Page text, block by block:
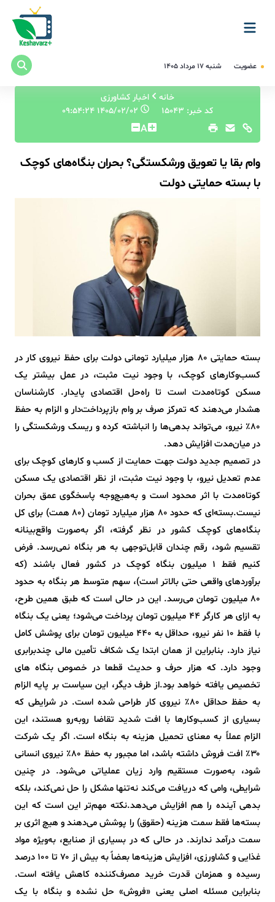
عضویت شنبه ۱۷ مرداد ۱۴۰۵
خانه
اخبار کشاورزی
کد خبر: 15043
۱۴۰۵/۰۲/۰۲ ۰۹:۵۴:۲۴
A
وام بقا یا تعویق ورشکستگی؟ بحران بنگاه‌های کوچک
با بسته حمایتی دولت
بسته حمایتی ۸۰ هزار میلیارد تومانی دولت برای حفظ نیروی کار در
کسب‌وکارهای کوچک، با وجود نیت مثبت، در عمل بیشتر یک
مسکن کوتاه‌مدت است تا راه‌حل اقتصادی پایدار. کارشناسان
هشدار می‌دهند که تمرکز صرف بر وام بازپرداخت‌دار و الزام به حفظ
۸۰٪ نیرو، می‌تواند بدهی‌ها را انباشته کرده و ریسک ورشکستگی را
در میان‌مدت افزایش دهد.
در تصمیم جدید دولت جهت حمایت از کسب و کارهای کوچک برای
عدم تعدیل نیرو، با وجود نیت مثبت، از نظر اقتصادی یک مسکن
کوتاه‌مدت با اثر محدود است و به‌هیچ‌وجه پاسخگوی عمق بحران
نیست.بسته‌ای که حدود ۸۰ هزار میلیارد تومان (۸۰ همت) برای کل
بنگاه‌های کوچک کشور در نظر گرفته، اگر به‌صورت واقع‌بینانه
تقسیم شود، رقم چندان قابل‌توجهی به هر بنگاه نمی‌رسد. فرض
کنیم فقط ۱ میلیون بنگاه کوچک در کشور فعال باشند (که
برآوردهای واقعی حتی بالاتر است)، سهم متوسط هر بنگاه به حدود
۸۰ میلیون تومان می‌رسد. این در حالی است که طبق همین طرح،
به ازای هر کارگر ۴۴ میلیون تومان پرداخت می‌شود؛ یعنی یک بنگاه
با فقط ۱۰ نفر نیرو، حداقل به ۴۴۰ میلیون تومان برای پوشش کامل
نیاز دارد. بنابراین از همان ابتدا یک شکاف تأمین مالی چندبرابری
وجود دارد. که هزار حرف و حدیث قطعا در خصوص بنگاه های
تخصیص یافته خواهد بود.از طرف دیگر، این سیاست بر پایه الزام
به حفظ حداقل ۸۰٪ نیروی کار طراحی شده است. در شرایطی که
بسیاری از کسب‌وکارها با افت شدید تقاضا روبه‌رو هستند، این
الزام عملاً به معنای تحمیل هزینه به بنگاه است. اگر یک شرکت
۳۰٪ افت فروش داشته باشد، اما مجبور به حفظ ۸۰٪ نیروی انسانی
شود، به‌صورت مستقیم وارد زیان عملیاتی می‌شود. در چنین
شرایطی، وامی که دریافت می‌کند نه‌تنها مشکل را حل نمی‌کند، بلکه
بدهی آینده را هم افزایش می‌دهد.نکته مهم‌تر این است که این
بسته‌ها فقط سمت هزینه (حقوق) را پوشش می‌دهند و هیچ اثری بر
سمت درآمد ندارند. در حالی که در بسیاری از صنایع، به‌ویژه مواد
غذایی و کشاورزی، افزایش هزینه‌ها بعضاً به بیش از ۷۰ تا ۱۰۰ درصد
رسیده و همزمان قدرت خرید مصرف‌کننده کاهش یافته است.
بنابراین مسئله اصلی یعنی «فروش» حل نشده و بنگاه با یک